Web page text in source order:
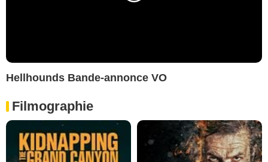
Hellhounds Bande-annonce VO
Filmographie